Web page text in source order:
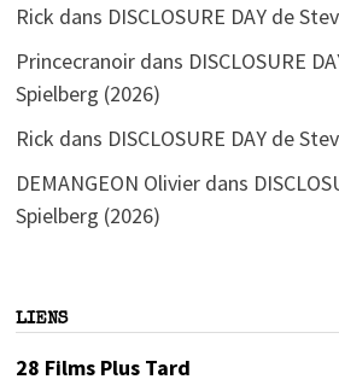
Rick dans DISCLOSURE DAY de
Princecranoirdans DISCLOSURE
Spielberg (2026)
Rick dans DISCLOSURE DAY de
DEMANGEON Olivierdans
Spielberg (2026)
LIENS
28 Films Plus Tard